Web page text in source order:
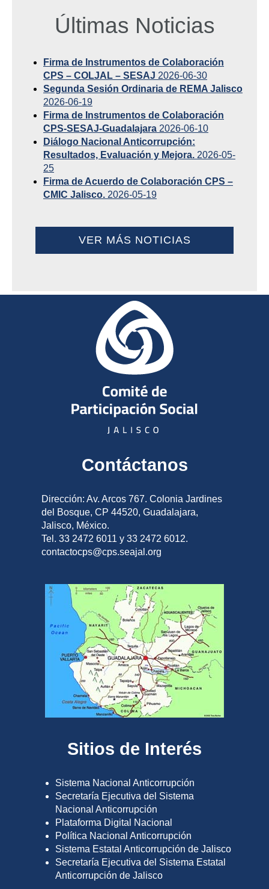
Últimas Noticias
Firma de Instrumentos de Colaboración
CPS – COLJAL – SESAJ 2026-06-30
Segunda Sesión Ordinaria de REMA Jalisco
2026-06-19
Firma de Instrumentos de Colaboración
CPS-SESAJ-Guadalajara 2026-06-10
Diálogo Nacional Anticorrupción:
Resultados, Evaluación y Mejora. 2026-05-
25
Firma de Acuerdo de Colaboración CPS –
CMIC Jalisco. 2026-05-19
VER MÁS NOTICIAS
Contáctanos
Dirección: Av. Arcos 767. Colonia Jardines
del Bosque, CP 44520, Guadalajara,
Jalisco, México.
Tel. 33 2472 6011 y 33 2472 6012.
contactocps@cps.seajal.org
Sitios de Interés
Sistema Nacional Anticorrupción
Secretaría Ejecutiva del Sistema
Nacional Anticorrupción
Plataforma Digital Nacional
Política Nacional Anticorrupción
Sistema Estatal Anticorrupción de Jalisco
Secretaría Ejecutiva del Sistema Estatal
Anticorrupción de Jalisco